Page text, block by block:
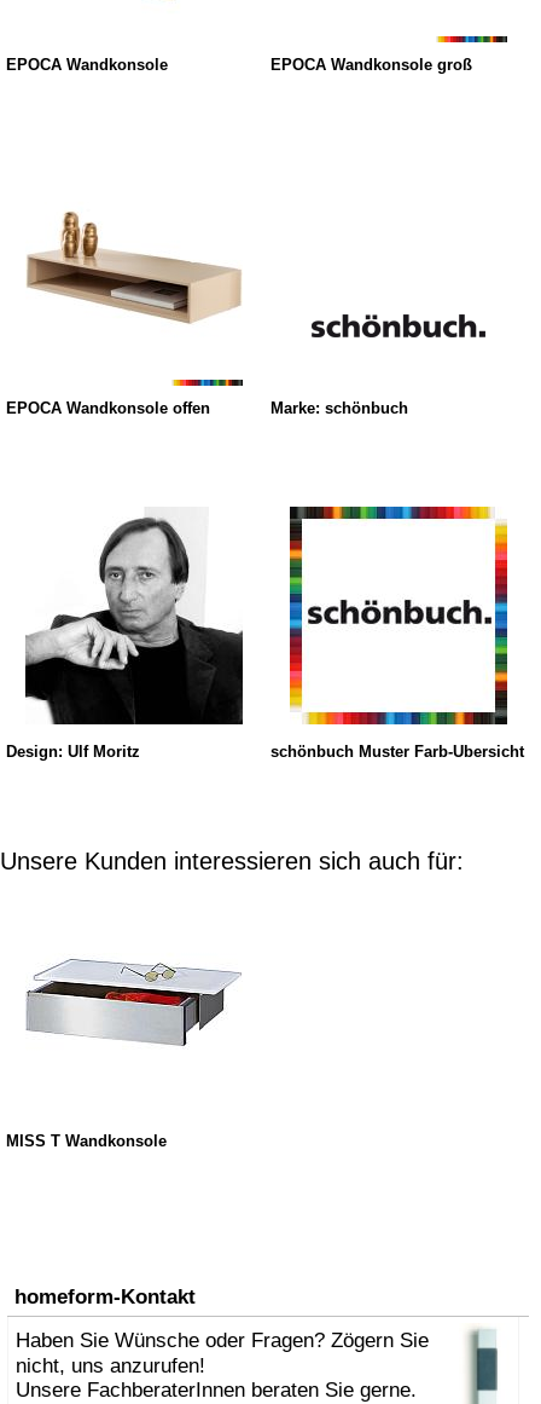
EPOCA Wandkonsole EPOCA Wandkonsole groß
EPOCA Wandkonsole offen Marke: schönbuch
Design: Ulf Moritz schönbuch Muster Farb-Übersicht
Unsere Kunden interessieren sich auch für:
MISS T Wandkonsole
homeform-Kontakt
Haben Sie Wünsche oder Fragen? Zögern Sie
nicht, uns anzurufen!
Unsere FachberaterInnen beraten Sie gerne.